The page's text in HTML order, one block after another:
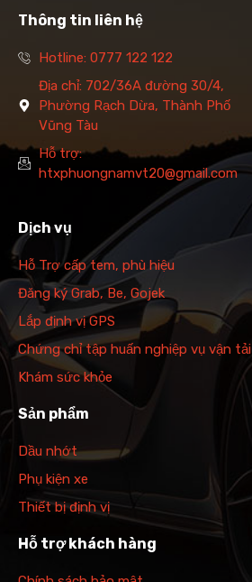
Thông tin liên hệ
Hotline: 0777 122 122
Địa chỉ: 702/36A đường 30/4,
Phường Rạch Dừa, Thành Phố
Vũng Tàu
Hỗ trợ:
htxphuongnamvt20@gmail.com
Dịch vụ
Hỗ Trợ cấp tem, phù hiệu
Đăng ký Grab, Be, Gojek
Lắp định vị GPS
Chứng chỉ tập huấn nghiệp vụ vận tải
Khám sức khỏe
Sản phẩm
Dầu nhớt
Phụ kiện xe
Thiết bị định vị
Hỗ trợ khách hàng